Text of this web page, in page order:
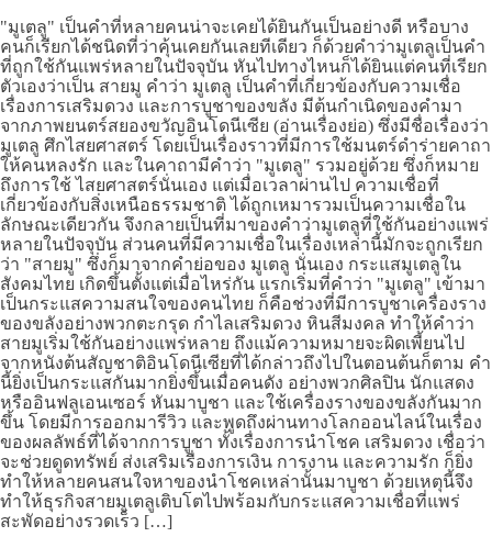
"มูเตลู" เป็นคำที่หลายคนน่าจะเคยได้ยินกันเป็นอย่างดี หรือบาง
คนก็เรียกได้ชนิดที่ว่าคุ้นเคยกันเลยทีเดียว ก็ด้วยคำว่ามูเตลูเป็นคำ
ที่ถูกใช้กันแพร่หลายในปัจจุบัน หันไปทางไหนก็ได้ยินแต่คนที่เรียก
ตัวเองว่าเป็น สายมู คำว่า มูเตลู เป็นคำที่เกี่ยวข้องกับความเชื่อ
เรื่องการเสริมดวง และการบูชาของขลัง มีต้นกำเนิดของคำมา
จากภาพยนตร์สยองขวัญอินโดนีเซีย (อ่านเรื่องย่อ) ซึ่งมีชื่อเรื่องว่า
มูเตลู ศึกไสยศาสตร์ โดยเป็นเรื่องราวที่มีการใช้มนตร์ดำร่ายคาถา
ให้คนหลงรัก และในคาถามีคำว่า "มูเตลู" รวมอยู่ด้วย ซึ่งก็หมาย
ถึงการใช้ ไสยศาสตร์นั่นเอง แต่เมื่อเวลาผ่านไป ความเชื่อที่
เกี่ยวข้องกับสิ่งเหนือธรรมชาติ ได้ถูกเหมารวมเป็นความเชื่อใน
ลักษณะเดียวกัน จึงกลายเป็นที่มาของคำว่ามูเตลูที่ใช้กันอย่างแพร่
หลายในปัจจุบัน ส่วนคนที่มีความเชื่อในเรื่องเหล่านี้มักจะถูกเรียก
ว่า "สายมู" ซึ่งก็มาจากคำย่อของ มูเตลู นั่นเอง กระแสมูเตลูใน
สังคมไทย เกิดขึ้นตั้งแต่เมื่อไหร่กัน แรกเริ่มที่คำว่า "มูเตลู" เข้ามา
เป็นกระแสความสนใจของคนไทย ก็คือช่วงที่มีการบูชาเครื่องราง
ของขลังอย่างพวกตะกรุด กำไลเสริมดวง หินสีมงคล ทำให้คำว่า
สายมูเริ่มใช้กันอย่างแพร่หลาย ถึงแม้ความหมายจะผิดเพี้ยนไป
จากหนังต้นสัญชาติอินโดนีเซียที่ได้กล่าวถึงไปในตอนต้นก็ตาม คำ
นี้ยิ่งเป็นกระแสกันมากยิ่งขึ้นเมื่อคนดัง อย่างพวกศิลปิน นักแสดง
หรืออินฟลูเอนเซอร์ หันมาบูชา และใช้เครื่องรางของขลังกันมาก
ขึ้น โดยมีการออกมารีวิว และพูดถึงผ่านทางโลกออนไลน์ในเรื่อง
ของผลลัพธ์ที่ได้จากการบูชา ทั้งเรื่องการนำโชค เสริมดวง เชื่อว่า
จะช่วยดูดทรัพย์ ส่งเสริมเรื่องการเงิน การงาน และความรัก ก็ยิ่ง
ทำให้หลายคนสนใจหาของนำโชคเหล่านั้นมาบูชา ด้วยเหตุนี้จึง
ทำให้ธุรกิจสายมูเตลูเติบโตไปพร้อมกับกระแสความเชื่อที่แพร่
สะพัดอย่างรวดเร็ว […]